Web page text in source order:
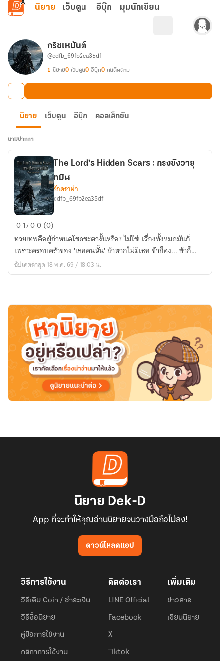
ข้ามไปยังเนื้อหาหลัก
นิยาย เว็บตูน อีบุ๊ก มุมนักเขียน
กริชเหมันต์
@ddfb_69fb2ea35df
1 นิยาย0 เว็บตูน0 อีบุ๊ก0 คนติดตาม
นิยาย เว็บตูน อีบุ๊ก คอลเล็กชัน
นามปากกา
The
Hidden
Scars
:
ทมิฬ
The Lord’s Hidden Scars : กรงขังวายุ
ทมิฬ
รักดราม่า
ddfb_69fb2ea35df
01700 (0)
ทวยเทพคือผู้กำหนดโชคชะตางั้นหรือ? ไม่ใช่! เรื่องทั้งหมดมันก็
เพราะครอบครัวของ 'เธอคนนั้น' ถ้าหากไม่มีเธอ ข้าก็คง... ข้าก็...
อัปเดตล่าสุด 18 พ.ค. 69 / 18:03 น.
นิยาย Dek-D
App ที่จะทำให้คุณอ่านนิยายจนวางมือถือไม่ลง!
ดาวน์โหลดแอป
วิธีการใช้งาน
วิธีเติม Coin / ชำระเงิน
วิธีซื้อนิยาย
คู่มือการใช้งาน
กติกาการใช้งาน
ติดต่อเรา
LINE Official
Facebook
X
Tiktok
เพิ่มเติม
ข่าวสาร
เขียนนิยาย